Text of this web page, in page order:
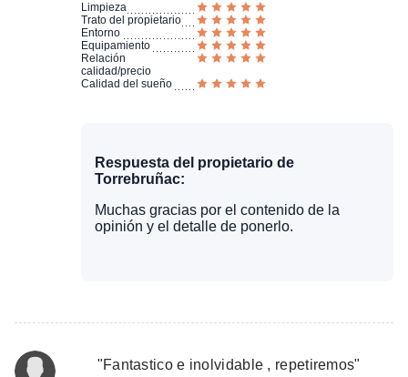
Limpieza
Trato del propietario
Entorno
Equipamiento
Relación
calidad/precio
Calidad del sueño
Respuesta del propietario de
Torrebruñac:
Muchas gracias por el contenido de la
opinión y el detalle de ponerlo.
"Fantastico e inolvidable , repetiremos"